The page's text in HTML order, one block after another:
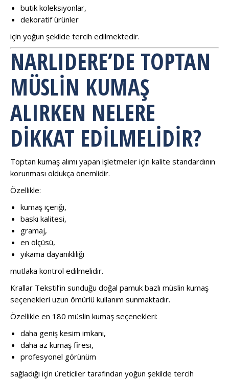
butik koleksiyonlar,
dekoratif ürünler
için yoğun şekilde tercih edilmektedir.
NARLIDERE’DE TOPTAN
MÜSLIN KUMAŞ
ALIRKEN NELERE
DIKKAT EDILMELIDIR?
Toptan kumaş alımı yapan işletmeler için kalite standardının
korunması oldukça önemlidir.
Özellikle:
kumaş içeriği,
baskı kalitesi,
gramaj,
en ölçüsü,
yıkama dayanıklılığı
mutlaka kontrol edilmelidir.
Krallar Tekstil’in sunduğu doğal pamuk bazlı müslin kumaş
seçenekleri uzun ömürlü kullanım sunmaktadır.
Özellikle en 180 müslin kumaş seçenekleri:
daha geniş kesim imkanı,
daha az kumaş firesi,
profesyonel görünüm
sağladığı için üreticiler tarafından yoğun şekilde tercih